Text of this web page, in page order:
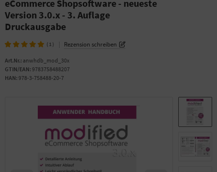
eCommerce Shopsoftware - neueste
Version 3.0.x - 3. Auflage
Druckausgabe
(1) Rezension schreiben
Art.Nr.: anwhdb_mod_30x
GTIN/EAN: 9783758488207
HAN: 978-3-758488-20-7